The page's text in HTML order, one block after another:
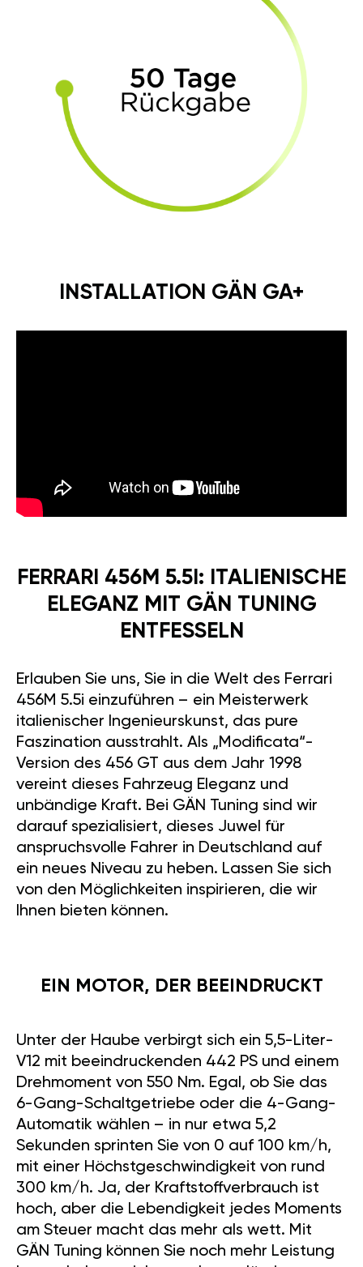
INSTALLATION GÄN GA+
FERRARI 456M 5.5I: ITALIENISCHE
ELEGANZ MIT GÄN TUNING
ENTFESSELN
Erlauben Sie uns, Sie in die Welt des Ferrari
456M 5.5i einzuführen – ein Meisterwerk
italienischer Ingenieurskunst, das pure
Faszination ausstrahlt. Als „Modificata“-
Version des 456 GT aus dem Jahr 1998
vereint dieses Fahrzeug Eleganz und
unbändige Kraft. Bei GÄN Tuning sind wir
darauf spezialisiert, dieses Juwel für
anspruchsvolle Fahrer in Deutschland auf
ein neues Niveau zu heben. Lassen Sie sich
von den Möglichkeiten inspirieren, die wir
Ihnen bieten können.
EIN MOTOR, DER BEEINDRUCKT
Unter der Haube verbirgt sich ein 5,5-Liter-
V12 mit beeindruckenden 442 PS und einem
Drehmoment von 550 Nm. Egal, ob Sie das
6-Gang-Schaltgetriebe oder die 4-Gang-
Automatik wählen – in nur etwa 5,2
Sekunden sprinten Sie von 0 auf 100 km/h,
mit einer Höchstgeschwindigkeit von rund
300 km/h. Ja, der Kraftstoffverbrauch ist
hoch, aber die Lebendigkeit jedes Moments
am Steuer macht das mehr als wett. Mit
GÄN Tuning können Sie noch mehr Leistung